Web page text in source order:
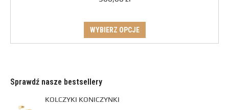
WYBIERZ OPCJE
Sprawdź nasze bestsellery
KOLCZYKI KONICZYNKI